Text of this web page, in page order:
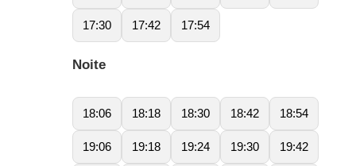
17:30 17:42 17:54
Noite
18:06 18:18 18:30 18:42 18:54
19:06 19:18 19:24 19:30 19:42